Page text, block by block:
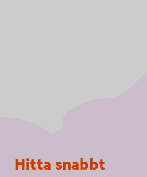
Sidfot
Hitta snabbt